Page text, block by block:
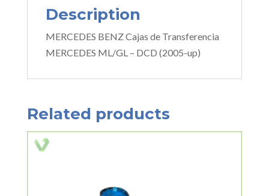
Description
MERCEDES BENZ Cajas de Transferencia
MERCEDES ML/GL – DCD (2005-up)
Related products